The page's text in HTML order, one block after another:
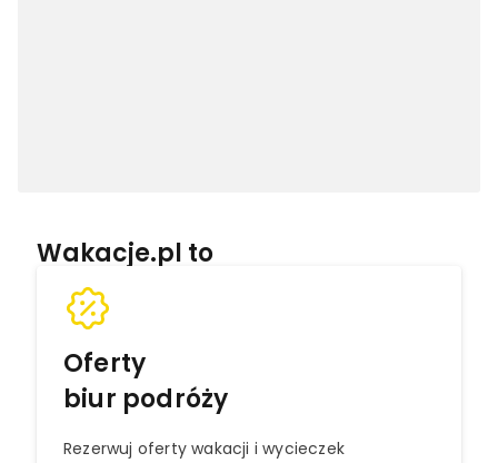
Wakacje.pl to
Oferty
biur podróży
Rezerwuj oferty wakacji i wycieczek